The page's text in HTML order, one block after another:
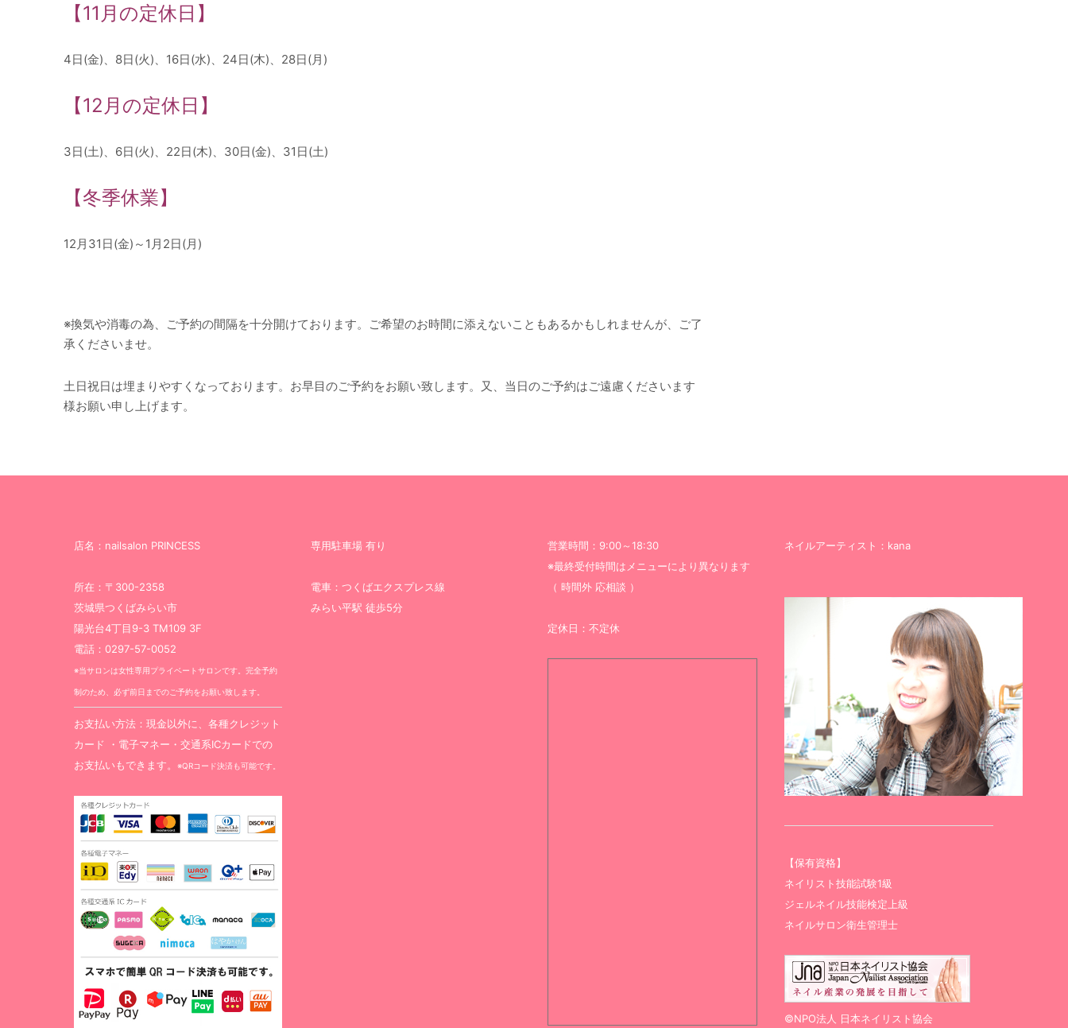
【11月の定休日】
4日(金)、8日(火)、16日(水)、24日(木)、28日(月)
【12月の定休日】
3日(土)、6日(火)、22日(木)、30日(金)、31日(土)
【冬季休業】
12月31日(金)～1月2日(月)
※換気や消毒の為、ご予約の間隔を十分開けております。ご希望のお時間に添えないこともあるかもしれませんが、ご了
承くださいませ。
土日祝日は埋まりやすくなっております。お早目のご予約をお願い致します。又、当日のご予約はご遠慮くださいます
様お願い申し上げます。
店名：nailsalon PRINCESS
所在：〒300-2358
茨城県つくばみらい市
陽光台4丁目9-3 TM109 3F
電話：0297-57-0052
※当サロンは女性専用プライベートサロンです。完全予約
制のため、必ず前日までのご予約をお願い致します。
お支払い方法：現金以外に、各種クレジット
カード ・電子マネー・交通系ICカードでの
お支払いもできます。※QRコード決済も可能です。
専用駐車場 有り
電車：つくばエクスプレス線
みらい平駅 徒歩5分
営業時間：9:00～18:30
※最終受付時間はメニューにより異なります
（ 時間外 応相談 ）
定休日：不定休
ネイルアーティスト：kana
【保有資格】
ネイリスト技能試験1級
ジェルネイル技能検定上級
ネイルサロン衛生管理士
©NPO法人 日本ネイリスト協会